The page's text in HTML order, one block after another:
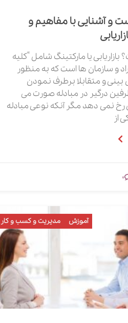
و آشنایی با مفاهیم و
بازاریابی یا مارکتینگ شامل “کلیه
و سازمان ها است که به منظور
و متقابلا برطرف نمودن
درگیر در مبادله صورت می
رخ نمی دهد مگر آنکه نوعی مبادله
از
0
آموزش مدیریت و کسب و کار